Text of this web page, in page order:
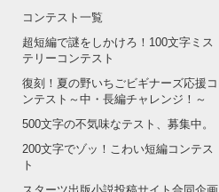
コンテスト一覧
超短編で謎をしかけろ！100文字ミス
テリーコンテスト
復刻！夏の野いちごビギナーズ応援コ
ンテスト～中・長編チャレンジ！～
500文字の不気味なテスト、募集中。
200文字でゾッ！こわい短編コンテス
ト